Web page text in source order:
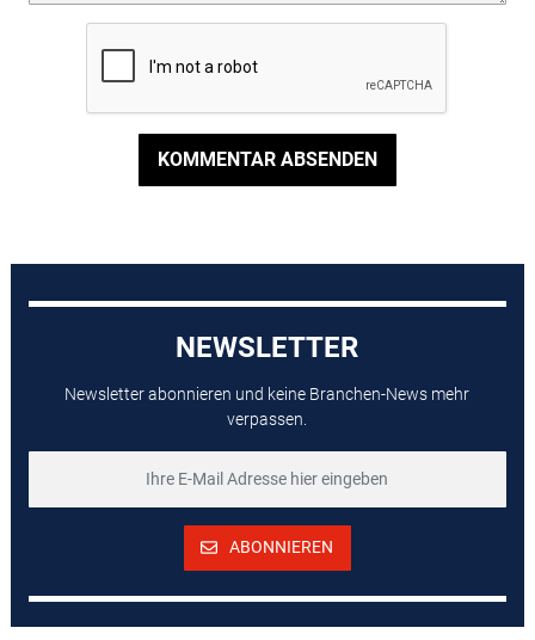
KOMMENTAR ABSENDEN
NEWSLETTER
Newsletter abonnieren und keine Branchen-News mehr
verpassen.
ABONNIEREN